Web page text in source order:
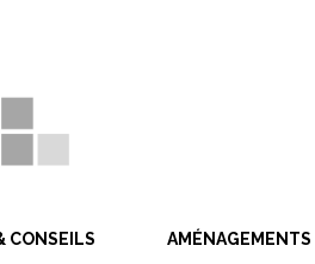
CONSEILS AMÉNAGEMENTS